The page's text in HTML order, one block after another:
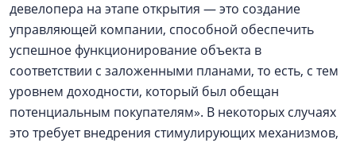
девелопера на этапе открытия — это создание
управляющей компании, способной обеспечить
успешное функционирование объекта в
соответствии с заложенными планами, то есть, с тем
уровнем доходности, который был обещан
потенциальным покупателям». В некоторых случаях
это требует внедрения стимулирующих механизмов,